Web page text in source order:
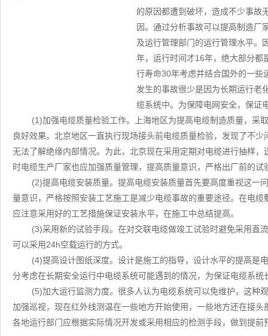
的原因都遭到破坏，造成不少事故
因。通过分析事故可以提高制造厂
及运行管理部门的运行管理水平。
年，运行时间才16年，绝大部分都
行寿命30年考虑并结合国外的一些
发生的事故很少是因为长期运行老
缆系统中。为保障电网安全，保证
(1)加强电缆质量检验工作。上海地区为提高电缆制造质量，采
良好效果。北京地区一直执行现场接头前电缆质量检验，发现了不
无法了解绝缘内部情况。为此，北京现在采用定期对电缆进行抽样
时电缆生产厂家也应加强质量管理，提高质量意识，严格出厂前的
(2)提高电缆安装质量。提高电缆安装质量首先要高度重视这一
量意识，严格按照安装工艺施工是减少电缆事故的重要途径。在电
应注意采用好的工艺措施保证安装水平，在施工中总结提高。
(3)采用新的试验手段。在对交联电缆做竣工试验时避免采用直
可以采用24h空载运行的方式。
(4)提高设计图纸深度。设计是施工的指导，设计水平的提高是
分考虑在长期安全运行中电缆系统可能遇到的情况，为保证电缆系统
(5)加大运行监测力度。很多人认为电缆系统可以免维护，这种
加强巡视，现在红外线测温在一些地方开始使用，一些地方还在接
各地运行部门应根据实际情况开发或采用相应的检测手段，做到提前